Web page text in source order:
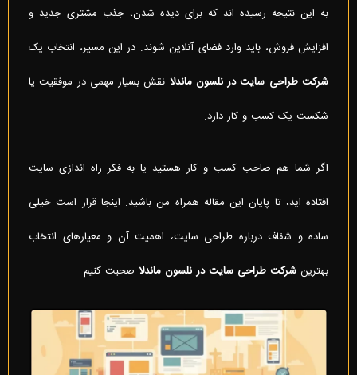
به این نتیجه رسیده اند که برای دیده شدن، جذب مشتری جدید و
افزایش فروش، باید وارد فضای آنلاین شوند. در این مسیر، انتخاب یک
شرکت طراحی سایت در نلسون ماندلا نقش بسیار مهمی در موفقیت یا
شکست یک کسب و کار دارد.
اگر شما هم صاحب کسب و کار هستید یا به فکر راه اندازی سایت
افتاده اید، تا پایان این مقاله همراه من باشید. اینجا قرار است خیلی
ساده و شفاف درباره طراحی سایت، اهمیت آن و معیارهای انتخاب
بهترین شرکت طراحی سایت در نلسون ماندلا صحبت کنیم.